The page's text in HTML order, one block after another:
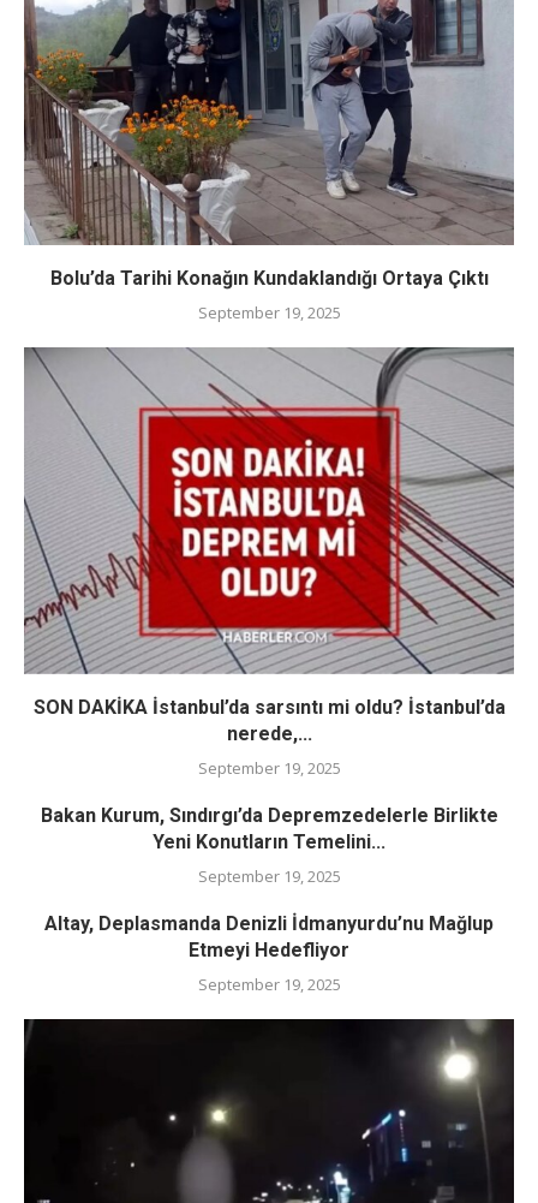
Bolu’da Tarihi Konağın Kundaklandığı Ortaya Çıktı
September 19, 2025
SON DAKİKA İstanbul’da sarsıntı mi oldu? İstanbul’da
nerede,...
September 19, 2025
Bakan Kurum, Sındırgı’da Depremzedelerle Birlikte
Yeni Konutların Temelini...
September 19, 2025
Altay, Deplasmanda Denizli İdmanyurdu’nu Mağlup
Etmeyi Hedefliyor
September 19, 2025